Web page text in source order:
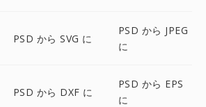
PSD から SVG に
PSD から JPEG
に
PSD から DXF に
PSD から EPS
に